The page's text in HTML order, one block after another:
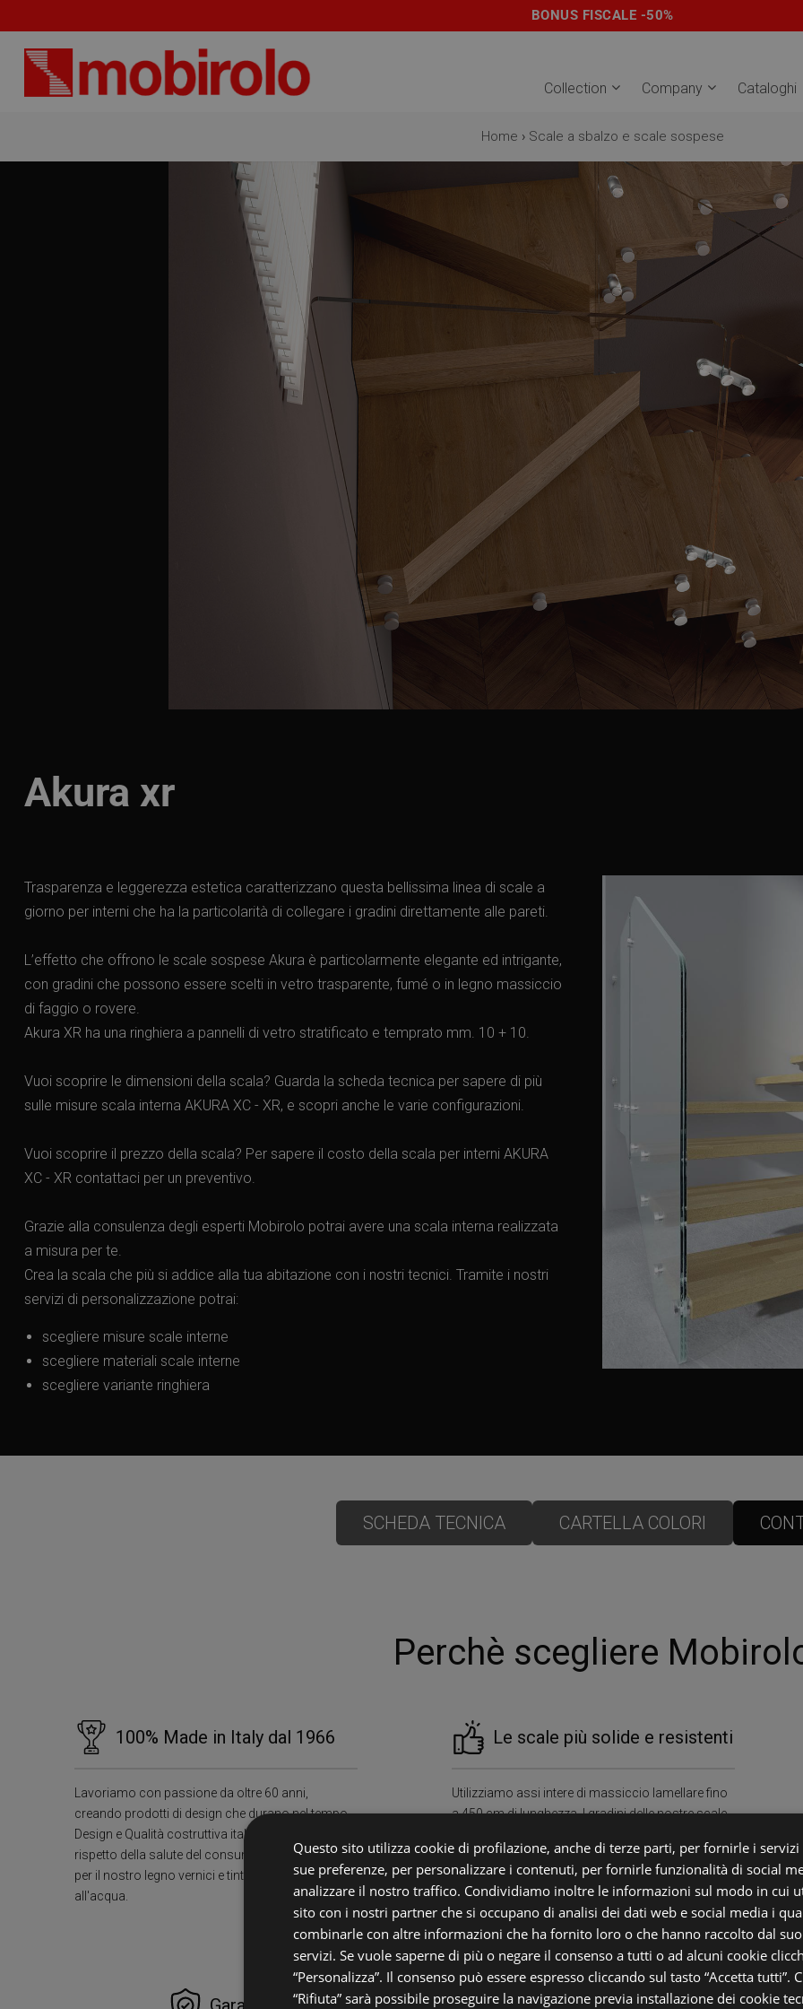
BONUS FISCALE -50%
Collection Company Cataloghi
Home › Scale a sbalzo e scale sospese
Akura xr
Trasparenza e leggerezza estetica caratterizzano questa bellissima linea di scale a
giorno per interni che ha la particolarità di collegare i gradini direttamente alle pareti.
L’effetto che offrono le scale sospese Akura è particolarmente elegante ed intrigante,
con gradini che possono essere scelti in vetro trasparente, fumé o in legno massiccio
di faggio o rovere.
Akura XR ha una ringhiera a pannelli di vetro stratificato e temprato mm. 10 + 10.
Vuoi scoprire le dimensioni della scala? Guarda la scheda tecnica per sapere di più
sulle misure scala interna AKURA XC - XR, e scopri anche le varie configurazioni.
Vuoi scoprire il prezzo della scala? Per sapere il costo della scala per interni AKURA
XC - XR contattaci per un preventivo.
Grazie alla consulenza degli esperti Mobirolo potrai avere una scala interna realizzata
a misura per te.
Crea la scala che più si addice alla tua abitazione con i nostri tecnici. Tramite i nostri
servizi di personalizzazione potrai:
scegliere misure scale interne
scegliere materiali scale interne
scegliere variante ringhiera
SCHEDA TECNICA CARTELLA COLORI
Perchè scegliere
100% Made in Italy dal 1966
Lavoriamo con passione da oltre 60 anni,
creando prodotti di design che durano nel tempo.
Design e Qualità costruttiva italiana superiore e
rispetto della salute del consumatore utilizzando
per il nostro legno vernici e tinte ecologiche
all'acqua.
Le scale più solide e resistenti
Utilizziamo assi intere di massiccio lamellare fino
a 450 cm di lunghezza. I gradini delle nostre scale
con asole realizzate su misura al millimetro per
ogni singolo gradino. Anche Grazie a questo, le
nostre scale hanno una PORTATA DI ALMENO 400
kg/mq Garantendo solidità e robustezza uniche
nel settore.
Questo sito utilizza cookie di profilazione, anche di terze parti, per fornirle i
sue preferenze, per personalizzare i contenuti, per fornirle funzionalità di social
analizzare il nostro traffico. Condividiamo inoltre le informazioni sul modo in cui
sito con i nostri partner che si occupano di analisi dei dati web e social media i
combinarle con altre informazioni che ha fornito loro o che hanno raccolto dal
servizi. Se vuole saperne di più o negare il consenso a tutti o ad alcuni cookie
“Personalizza”. Il consenso può essere espresso cliccando sul tasto “Accetta tutti”.
“Rifiuta” sarà possibile proseguire la navigazione previa installazione dei cookie